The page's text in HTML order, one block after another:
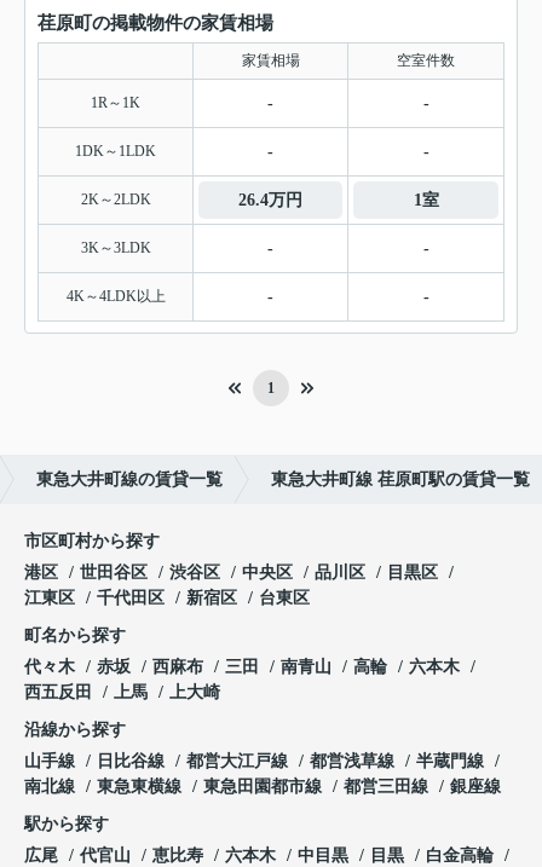
荏原町の掲載物件の家賃相場
家賃相場 空室件数
1R～1K - -
1DK～1LDK - -
2K～2LDK 26.4万円 1室
3K～3LDK - -
4K～4LDK以上 - -
1
東急大井町線の賃貸一覧 東急大井町線 荏原町駅の賃貸一覧
市区町村から探す
港区
世田谷区 渋谷区 中央区 品川区
目黒区
江東区
千代田区 新宿区 台東区
町名から探す
代々木
赤坂 西麻布 三田 南青山 高輪
六本木
西五反田
上馬 上大崎
沿線から探す
山手線
日比谷線 都営大江戸線 都営浅草線
半蔵門線
南北線
東急東横線 東急田園都市線 都営三田線 銀座線
駅から探す
広尾
代官山 恵比寿 六本木 中目黒 目黒
白金高輪